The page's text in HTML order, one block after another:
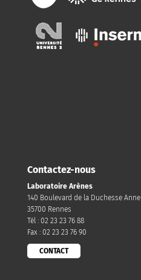
Contactez-nous
Laboratoire Arènes
140 Boulevard de la Duchesse Anne
35700 Rennes
Tél : 02 23 23 76 88
Fax : 02 23 23 76 90
CONTACT